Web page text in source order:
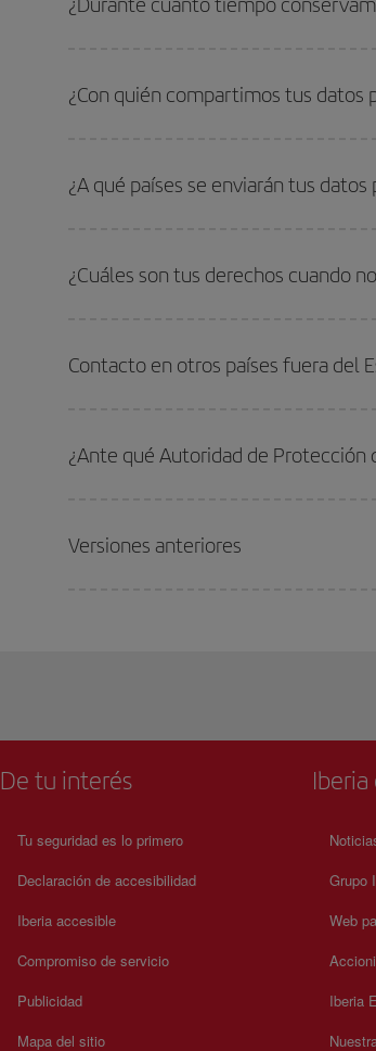
¿Con quién compartimos tus datos
¿A qué países se enviarán tus datos
¿Cuáles son tus derechos cuando
Contacto en otros países fuera del
¿Ante qué Autoridad de
Versiones anteriores
De tu interés
Tu seguridad es lo primero
Declaración de accesibilidad
Iberia accesible
Compromiso de servicio
Publicidad
Mapa del sitio
Iberia
Grupo
Web
Iberia